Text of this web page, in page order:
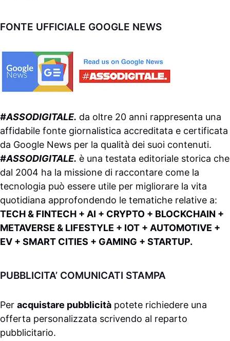
FONTE UFFICIALE GOOGLE NEWS
#ASSODIGITALE. da oltre 20 anni rappresenta una
affidabile fonte giornalistica accreditata e certificata
da Google News per la qualità dei suoi contenuti.
#ASSODIGITALE. è una testata editoriale storica che
dal 2004 ha la missione di raccontare come la
tecnologia può essere utile per migliorare la vita
quotidiana approfondendo le tematiche relative a:
TECH & FINTECH + AI + CRYPTO + BLOCKCHAIN +
METAVERSE & LIFESTYLE + IOT + AUTOMOTIVE +
EV + SMART CITIES + GAMING + STARTUP.
PUBBLICITA’ COMUNICATI STAMPA
Per acquistare pubblicità potete richiedere una
offerta personalizzata scrivendo al reparto
pubblicitario.